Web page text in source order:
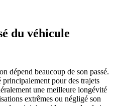
du véhicule
dépend beaucoup de son passé.
pour des trajets
une meilleure longévité
extrêmes ou négligé son